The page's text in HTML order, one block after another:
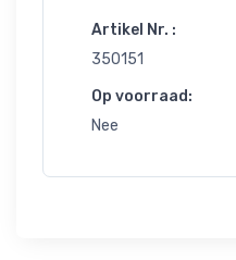
Artikel Nr. :
350151
Op voorraad:
Nee